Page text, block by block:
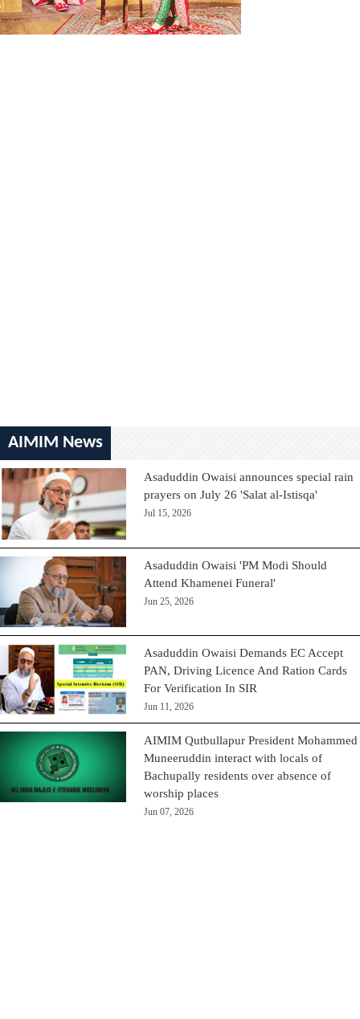
AIMIM News
Asaduddin Owaisi announces special rain
prayers on July 26 'Salat al-Istisqa'
Jul 15, 2026
Asaduddin Owaisi 'PM Modi Should
Attend Khamenei Funeral'
Jun 25, 2026
Asaduddin Owaisi Demands EC Accept
PAN, Driving Licence And Ration Cards
For Verification In SIR
Jun 11, 2026
AIMIM Qutbullapur President Mohammed
Muneeruddin interact with locals of
Bachupally residents over absence of
worship places
Jun 07, 2026